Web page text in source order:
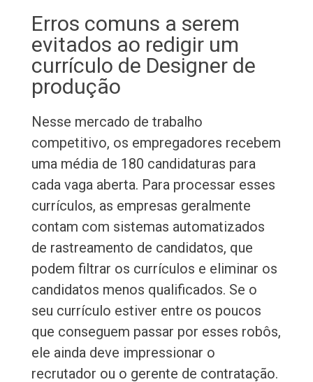
Erros comuns a serem
evitados ao redigir um
currículo de Designer de
produção
Nesse mercado de trabalho
competitivo, os empregadores recebem
uma média de 180 candidaturas para
cada vaga aberta. Para processar esses
currículos, as empresas geralmente
contam com sistemas automatizados
de rastreamento de candidatos, que
podem filtrar os currículos e eliminar os
candidatos menos qualificados. Se o
seu currículo estiver entre os poucos
que conseguem passar por esses robôs,
ele ainda deve impressionar o
recrutador ou o gerente de contratação.